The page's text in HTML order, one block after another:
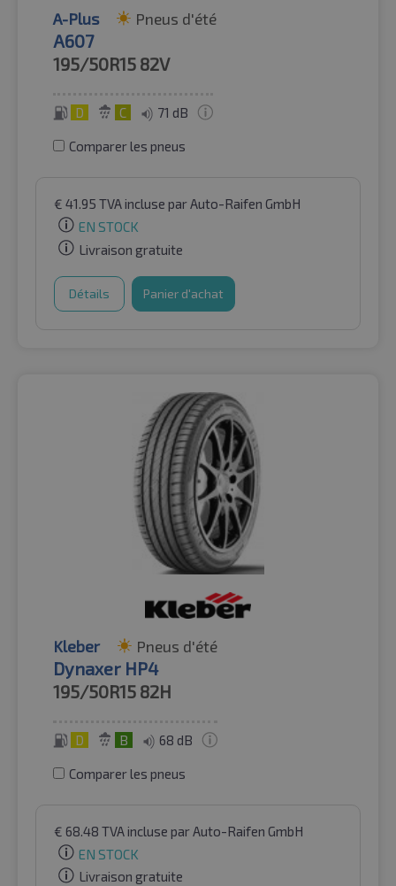
A-Plus Pneus d'été
A607
195/50R15 82V
D C 71 dB
Comparer les pneus
€ 41.95 TVA incluse par Auto-Raifen GmbH
EN STOCK
Livraison gratuite
Détails Panier d'achat
Kleber Pneus d'été
Dynaxer HP4
195/50R15 82H
D B 68 dB
Comparer les pneus
€ 68.48 TVA incluse par Auto-Raifen GmbH
EN STOCK
Livraison gratuite